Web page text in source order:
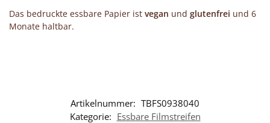
Das bedruckte essbare Papier ist vegan und glutenfrei und 6
Monate haltbar.
Artikelnummer: TBFS0938040
Kategorie: Essbare Filmstreifen